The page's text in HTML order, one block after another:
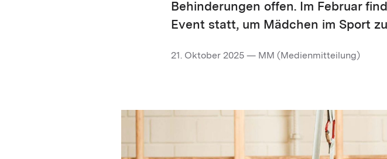
Behinderungen offen. Im Februar
Event statt, um Mädchen im Sport
21. Oktober 2025 — MM (Medienmitteilung)